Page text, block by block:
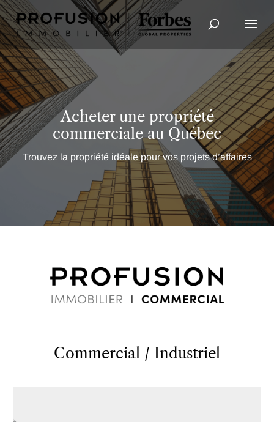
Recherche avancée
Acheter une propriété
commerciale au Québec
Trouvez la propriété idéale pour vos projets d’affaires
Commercial / Industriel